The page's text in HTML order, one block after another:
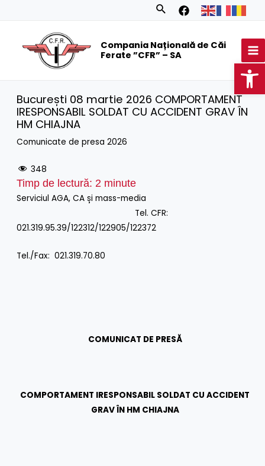
Search
Compania Națională de Căi
Ferate ”CFR” – SA
București 08 martie 2026 COMPORTAMENT
IRESPONSABIL SOLDAT CU ACCIDENT GRAV ÎN
HM CHIAJNA
Comunicate de presa 2026
348
Timp de lectură: 2 minute
Serviciul AGA, CA și mass-media
Tel. CFR:
021.319.95.39/122312/122905/122372
Tel./Fax: 021.319.70.80
COMUNICAT DE PRESĂ
COMPORTAMENT IRESPONSABIL SOLDAT CU ACCIDENT
GRAV ÎN HM CHIAJNA